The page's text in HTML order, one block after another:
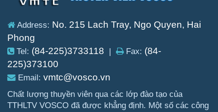
Address: No. 215 Lach Tray, Ngo Quyen, Hai
Phong
Tel: (84-225)3733118 | Fax: (84-
225)373100
Email: vmtc@vosco.vn
Chất lượng thuyền viên qua các lớp đào tạo của
TTHLTV VOSCO đã được khẳng định. Một số các công